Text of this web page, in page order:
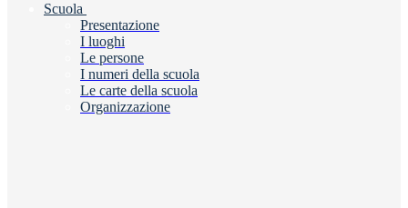
Scuola
Presentazione
I luoghi
Le persone
I numeri della scuola
Le carte della scuola
Organizzazione